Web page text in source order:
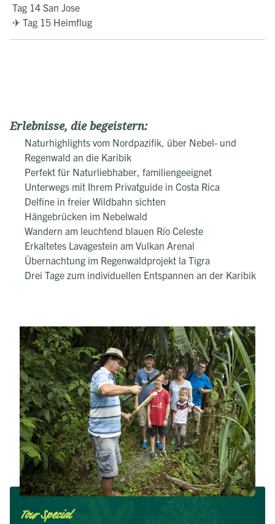
Tag 14 San Jose
✈ Tag 15 Heimflug
Erlebnisse, die begeistern:
Naturhighlights vom Nordpazifik, über Nebel- und
Regenwald an die Karibik
Perfekt für Naturliebhaber, familiengeeignet
Unterwegs mit Ihrem Privatguide in Costa Rica
Delfine in freier Wildbahn sichten
Hängebrücken im Nebelwald
Wandern am leuchtend blauen Río Celeste
Erkaltetes Lavagestein am Vulkan Arenal
Übernachtung im Regenwaldprojekt la Tigra
Drei Tage zum individuellen Entspannen an der Karibik
Tour Special